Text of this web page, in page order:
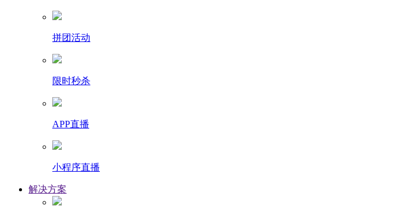
拼团活动
限时秒杀
APP直播
小程序直播
解决方案